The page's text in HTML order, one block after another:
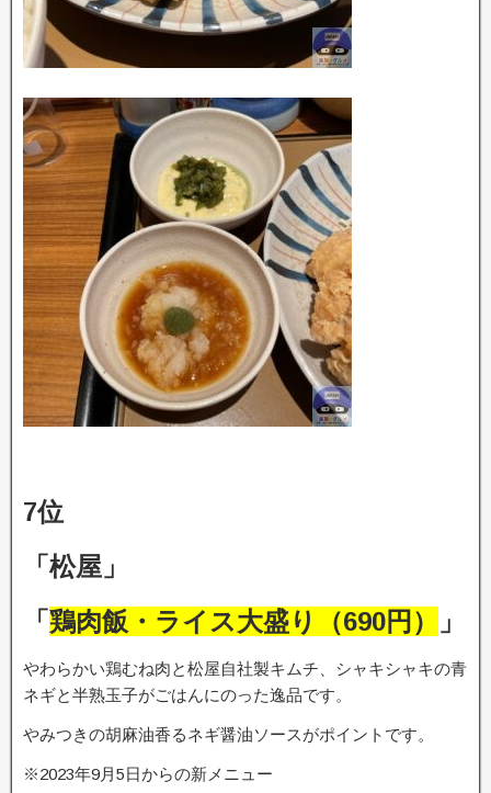
7位
「松屋」
「 鶏肉飯・ライス大盛り（690円） 」
やわらかい鶏むね肉と松屋自社製キムチ、シャキシャキの青
ネギと半熟玉子がごはんにのった逸品です。
やみつきの胡麻油香るネギ醤油ソースがポイントです。
※2023年9月5日からの新メニュー